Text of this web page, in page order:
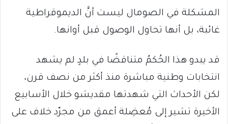
المشكلة في الصومال ليست أنَّ الديموقراطية
غائبة، بل أنها تحاول الوصول قبل أوانها.
قد يبدو هذا الحُكمُ متناقضًا في بلدٍ لم يشهد
انتخابات وطنية مباشرة منذ أكثر من نصف قرن،
لكن الأحداث التي شهدتها مقديشو خلال الأسابيع
الأخيرة تشير إلى مُعضِلة أعمق من مجرّد خلاف على